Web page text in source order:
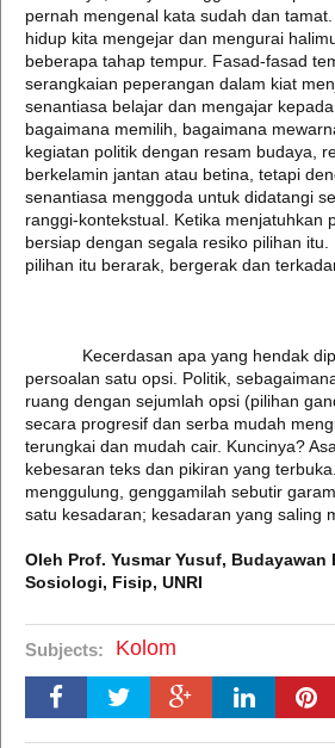
pernah mengenal kata sudah dan
hidup kita mengejar dan mengurai
beberapa tahap tempur. Fasad-fasad
serangkaian peperangan dalam kiat
senantiasa belajar dan mengajar
bagaimana memilih, bagaimana
kegiatan politik dengan resam budaya,
berkelamin jantan atau betina, tetapi
senantiasa menggoda untuk didatangi
ranggi-kontekstual. Ketika menjatuhkan
bersiap dengan segala resiko pilihan itu.
pilihan itu berarak, bergerak dan
Kecerdasan apa yang hendak
persoalan satu opsi. Politik,
ruang dengan sejumlah opsi (pilihan
secara progresif dan serba mudah
terungkai dan mudah cair. Kuncinya?
kebesaran teks dan pikiran yang
menggulung, genggamilah sebutir
satu kesadaran; kesadaran yang saling
Oleh Prof. Yusmar Yusuf, Budayawan
Sosiologi, Fisip, UNRI
Subjects: Kolom